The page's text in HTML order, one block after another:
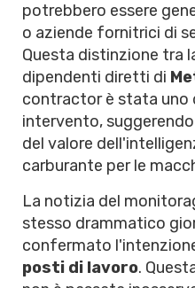
potrebbero essere
o aziende fornitrici di
Questa distinzione tra
dipendenti diretti di
contractor è stata uno
intervento,
del valore
carburante per le
La notizia del
stesso drammatico
confermato
posti di lavoro.